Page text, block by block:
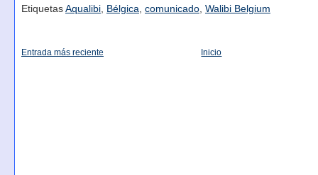
Etiquetas Aqualibi, Bélgica, comunicado, Walibi Belgium
Entrada más reciente Inicio